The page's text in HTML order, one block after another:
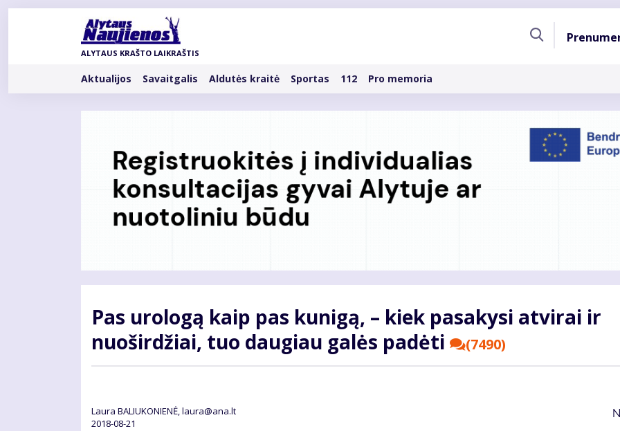
Pereiti
ALYTAUS KRAŠTO LAIKRAŠTIS
Rubrikos
Aktualijos Savaitgalis Aldutės kraitė Sportas 112 Pro memoria
Pas urologą kaip pas kunigą, – kiek pasakysi atvirai ir
nuoširdžiai, tuo daugiau galės padėti
(7490)
Laura BALIUKONIENĖ, laura@ana.lt
2018-08-21